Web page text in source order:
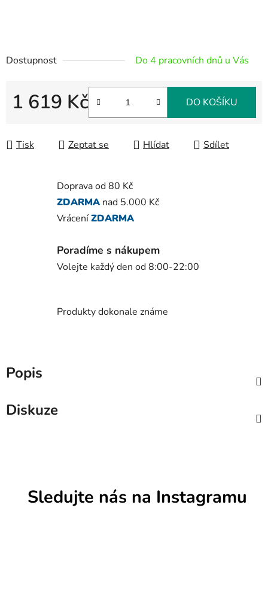
Dostupnost Do 4 pracovních dnů u Vás
1 619 Kč DO KOŠÍKU
Tisk Zeptat se Hlídat Sdílet
Doprava od 80 Kč
ZDARMA nad 5.000 Kč
VráceníZDARMA
Poradíme s nákupem
Volejte každý den od 8:00-22:00
Produkty dokonale známe
Popis
Diskuze
Sledujte nás na Instagramu